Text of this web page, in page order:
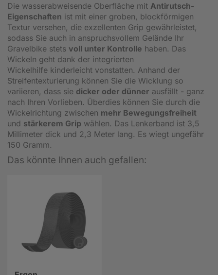
Die wasserabweisende Oberfläche mit Antirutsch-
Eigenschaften ist mit einer groben, blockförmigen
Textur versehen, die exzellenten Grip gewährleistet,
sodass Sie auch in anspruchsvollem Gelände Ihr
Gravelbike stets voll unter Kontrolle haben. Das
Wickeln geht dank der integrierten
Wickelhilfe kinderleicht vonstatten. Anhand der
Streifentexturierung können Sie die Wicklung so
variieren, dass sie dicker oder dünner ausfällt - ganz
nach Ihren Vorlieben. Überdies können Sie durch die
Wickelrichtung zwischen mehr Bewegungsfreiheit
und stärkerem Grip wählen. Das Lenkerband ist 3,5
Millimeter dick und 2,3 Meter lang. Es wiegt ungefähr
150 Gramm.
Das könnte Ihnen auch gefallen: